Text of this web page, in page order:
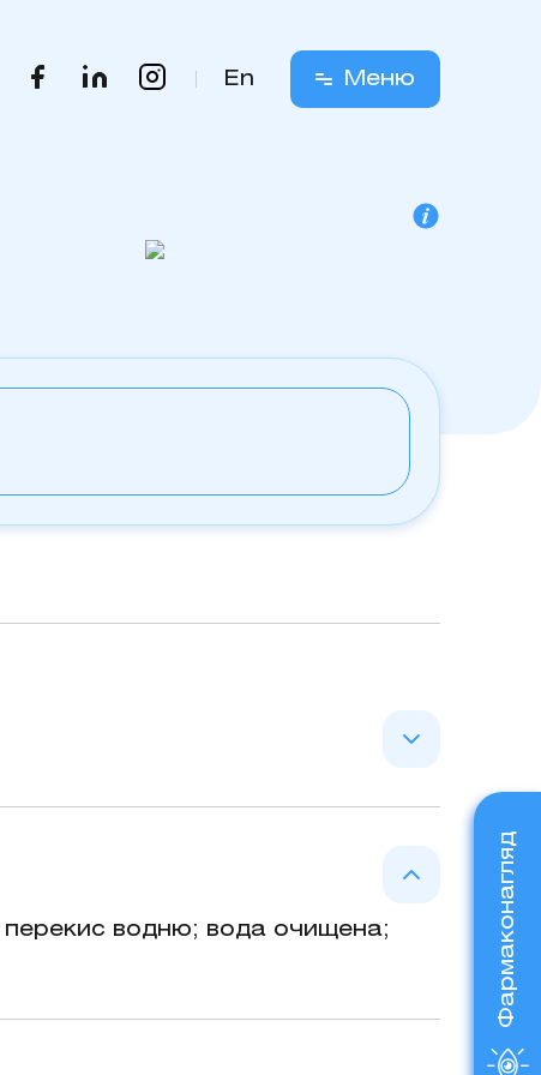
En Меню
перекис водню; вода очищена;
Фармаконагляд